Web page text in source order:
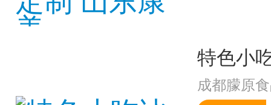
特色小
成都朦原